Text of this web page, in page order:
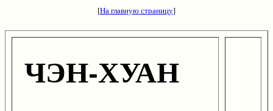
[На главную страницу]
ЧЭН-ХУАН